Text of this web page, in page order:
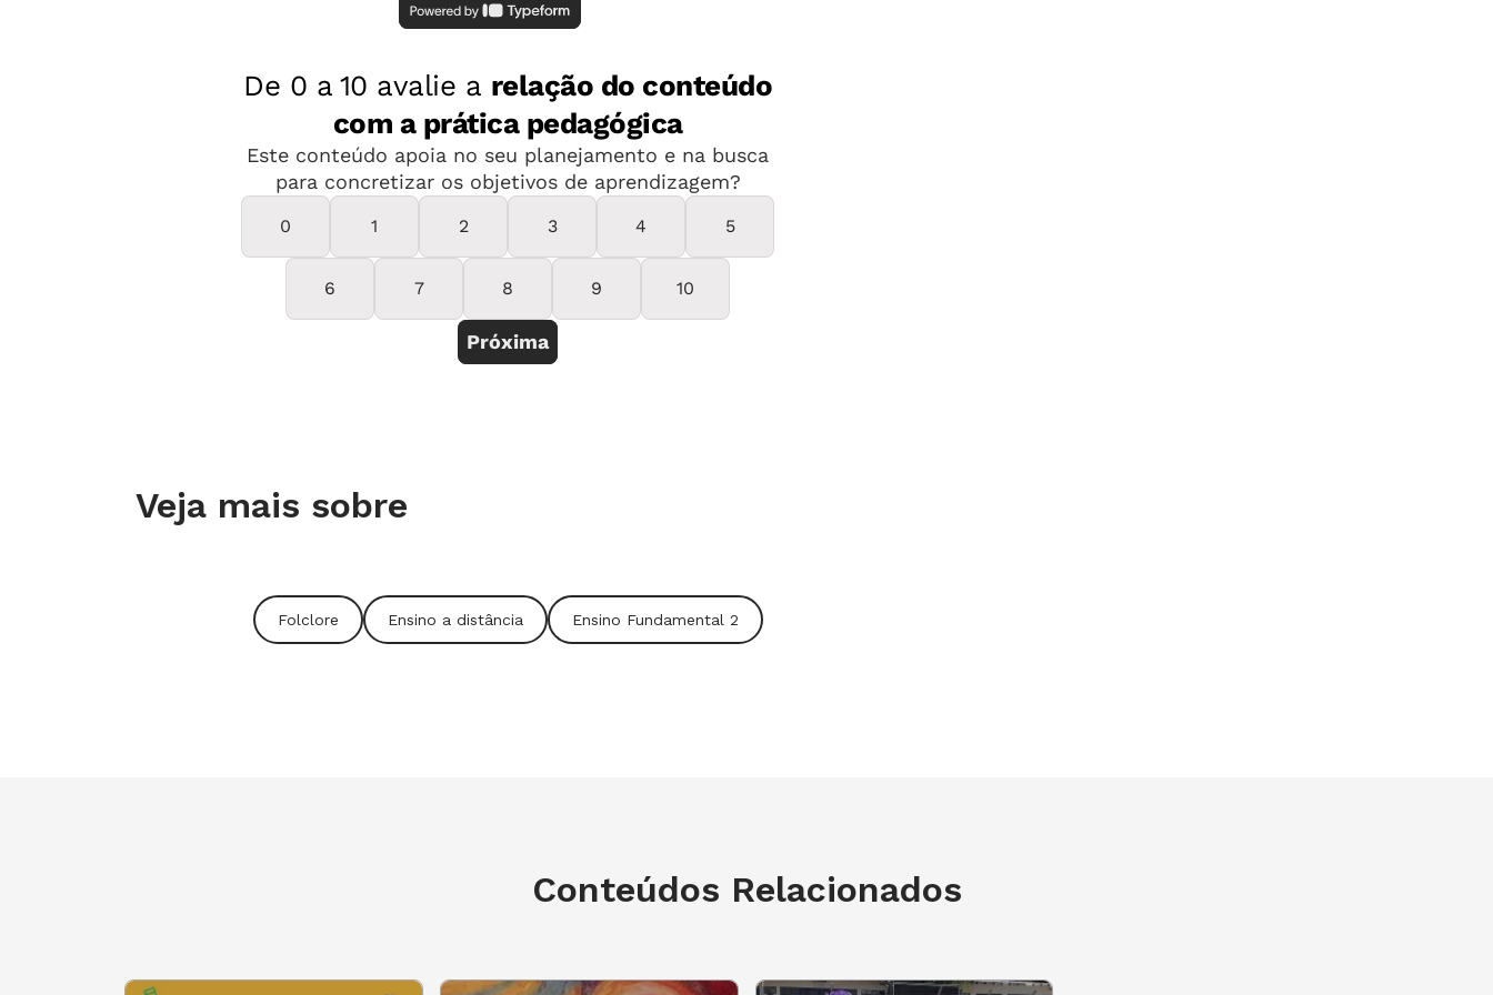
atravessar toda a formação dos estudantes”, explica Januária Cristina Alves,
Abecedário de Personagens do Folclore Brasileiro(FTD Educação e Edições
Para trabalhar folclore na escola
Para levar a temática para a sala de aula, os professores devem considerar
as várias dimensões dessa cultura popular, suas possibilidades e refletir a
forma de relacionar o folclore com as diferentes áreas do conhecimento.
Nesse processo, vale olhar para a sua região, a realidade e os interesses dos
estudantes para encontrar formas de ter um trabalho significativo e
comem”, diz Beatriz Gimenes, arte-educadora e pesquisadora da cultura
popular brasileira e da cultura da infância. Por isso, é importante evidenciar
e experiências cotidianas dos alunos.
Esse trabalho é também uma forma de valorizar a diversidade e os diferentes
Veja mais sobre
Folclore Ensino a distância Ensino Fundamental 2
Conteúdos Relacionados